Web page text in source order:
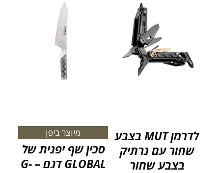
לדרמן MUT בצבע
שחור עם נרתיק
בצבע שחור
מיוצר ביפן
סכין שף יפנית של
GLOBAL דגם – G-